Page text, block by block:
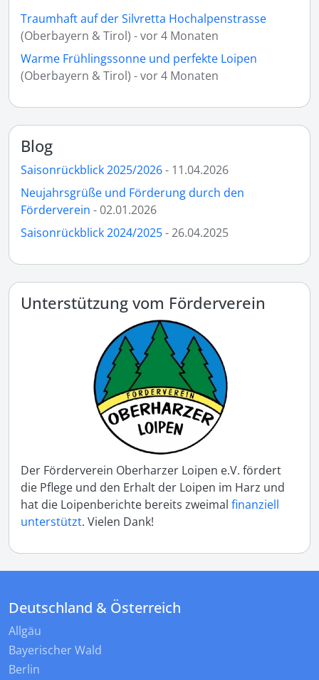
Traumhaft auf der Silvretta Hochalpenstrasse
(Oberbayern & Tirol) - vor 4 Monaten
Warme Frühlingssonne und perfekte Loipen
(Oberbayern & Tirol) - vor 4 Monaten
Blog
Saisonrückblick 2025/2026- 11.04.2026
Neujahrsgrüße und Förderung durch den
Förderverein - 02.01.2026
Saisonrückblick 2024/2025- 26.04.2025
Unterstützung vom Förderverein
Der Förderverein Oberharzer Loipen e.V. fördert
die Pflege und den Erhalt der Loipen im Harz und
hat die Loipenberichte bereits zweimal finanziell
unterstützt. Vielen Dank!
Deutschland & Österreich
Allgäu
Bayerischer Wald
Berlin